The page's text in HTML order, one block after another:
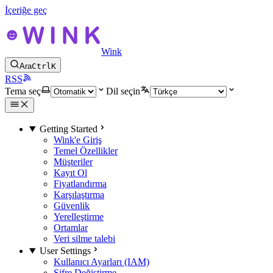
İçeriğe geç
Wink
AraCtrlK
RSS
Tema seç
Dil seçin
Getting Started
Wink'e Giriş
Temel Özellikler
Müşteriler
Kayıt Ol
Fiyatlandırma
Karşılaştırma
Güvenlik
Yerelleştirme
Ortamlar
Veri silme talebi
User Settings
Kullanıcı Ayarları (IAM)